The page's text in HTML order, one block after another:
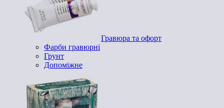
Гравюра та офорт
Фарби гравюрні
Грунт
Допоміжне